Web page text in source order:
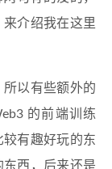
来介绍我在这里
以有些额外的
的前端训练
有趣好玩的东
西，后来还是